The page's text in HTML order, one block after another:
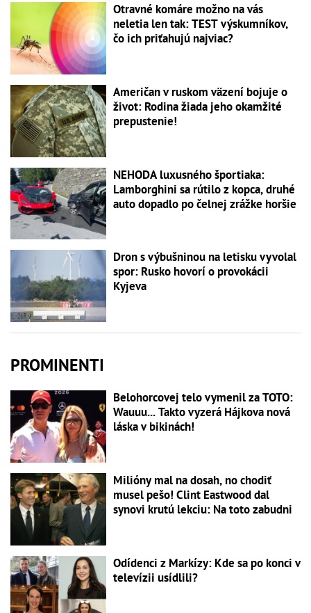
Otravné komáre možno na vás
neletia len tak: TEST výskumníkov,
čo ich priťahujú najviac?
Američan v ruskom väzení bojuje o
život: Rodina žiada jeho okamžité
prepustenie!
NEHODA luxusného športiaka:
Lamborghini sa rútilo z kopca, druhé
auto dopadlo po čelnej zrážke horšie
Dron s výbušninou na letisku vyvolal
spor: Rusko hovorí o provokácii
Kyjeva
PROMINENTI
Belohorcovej telo vymenil za TOTO:
Wauuu... Takto vyzerá Hájkova nová
láska v bikinách!
Milióny mal na dosah, no chodiť
musel pešo! Clint Eastwood dal
synovi krutú lekciu: Na toto zabudni
Odídenci z Markízy: Kde sa po konci v
televízii usídlili?